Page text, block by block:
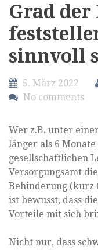
Grad
sinnvoll
5. März 2022
No comments
Wer z.B. unter
länger als 6
gesellschaftlichen
Versorgungsamt
Behinderung (kurz
ist bewusst, dass
Vorteile mit sich
Nicht nur, dass